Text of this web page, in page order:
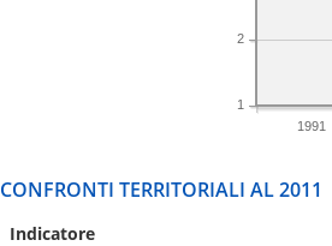
1991
1
2
CONFRONTI TERRITORIALI AL 2011
Indicatore